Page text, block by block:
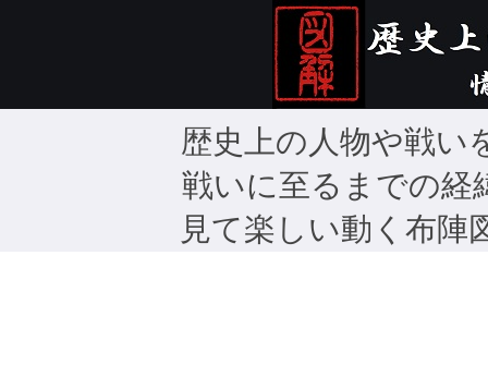
歴史上の人物や戦い
戦いに至るまでの経
見て楽しい動く布陣